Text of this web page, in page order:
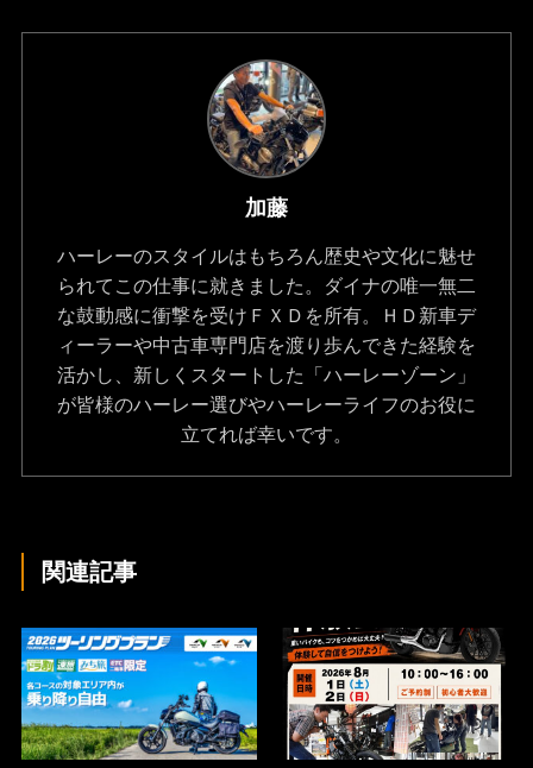
加藤
ハーレーのスタイルはもちろん歴史や文化に魅せ
られてこの仕事に就きました。ダイナの唯一無二
な鼓動感に衝撃を受けＦＸＤを所有。ＨＤ新車デ
ィーラーや中古車専門店を渡り歩んできた経験を
活かし、新しくスタートした「ハーレーゾーン」
が皆様のハーレー選びやハーレーライフのお役に
立てれば幸いです。
関連記事